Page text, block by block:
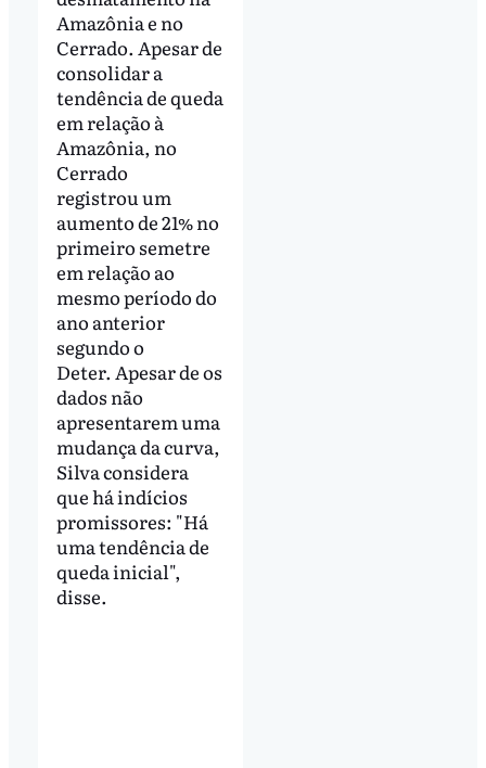
Amazônia e no
Cerrado. Apesar de
consolidar a
tendência de queda
em relação à
Amazônia, no
Cerrado
registrou um
aumento de 21% no
primeiro semetre
em relação ao
mesmo período do
ano anterior
segundo o
Deter. Apesar de os
dados não
apresentarem uma
mudança da curva,
Silva considera
que há indícios
promissores: "Há
uma tendência de
queda inicial",
disse.